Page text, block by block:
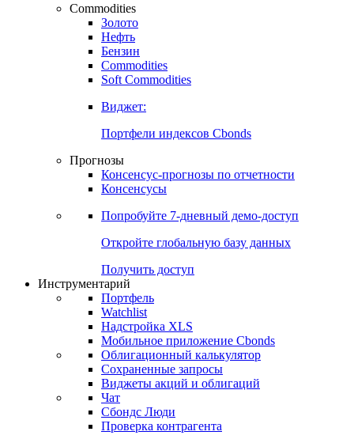
Commodities
Золото
Нефть
Бензин
Commodities
Soft Commodities
Виджет:
Портфели индексов Cbonds
Прогнозы
Консенсус-прогнозы по отчетности
Консенсусы
Попробуйте 7-дневный демо-доступ
Откройте глобальную базу данных
Получить доступ
Инструментарий
Портфель
Watchlist
Надстройка XLS
Мобильное приложение Cbonds
Облигационный калькулятор
Сохраненные запросы
Виджеты акций и облигаций
Чат
Сбондс Люди
Проверка контрагента